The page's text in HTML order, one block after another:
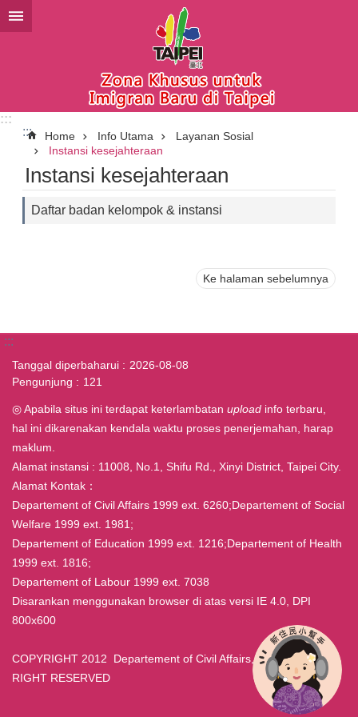
Lompat ke blok konten utama
:::
:::
Home Info Utama
Layanan Sosial
Instansi kesejahteraan
Instansi kesejahteraan
Daftar badan kelompok & instansi
Ke halaman sebelumnya
:::
Tanggal diperbaharui
2026-08-08
Pengunjung
121
◎ Apabila situs ini terdapat keterlambatan upload info terbaru,
hal ini dikarenakan kendala waktu proses penerjemahan, harap
maklum.
Alamat instansi : 11008, No.1, Shifu Rd., Xinyi District, Taipei City.
Alamat Kontak：
Departement of Civil Affairs 1999 ext. 6260;Departement of Social
Welfare 1999 ext. 1981;
Departement of Education 1999 ext. 1216;Departement of Health
1999 ext. 1816;
Departement of Labour 1999 ext. 7038
Disarankan menggunakan browser di atas versi IE 4.0, DPI
800x600
COPYRIGHT 2012 Departement of Civil Affairs, Taipei ALL
RIGHT RESERVED